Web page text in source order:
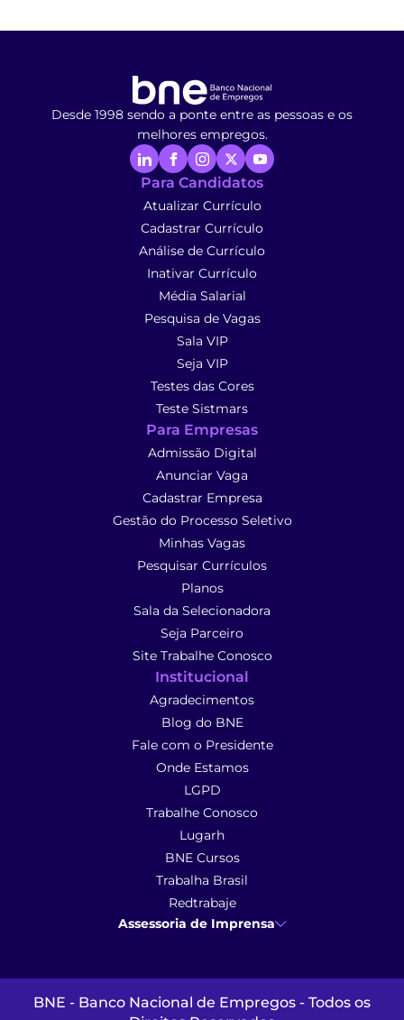
Desde 1998 sendo a ponte entre as pessoas e os
melhores empregos.
Para Candidatos
Atualizar Currículo
Cadastrar Currículo
Análise de Currículo
Inativar Currículo
Média Salarial
Pesquisa de Vagas
Sala VIP
Seja VIP
Testes das Cores
Teste Sistmars
Para Empresas
Admissão Digital
Anunciar Vaga
Cadastrar Empresa
Gestão do Processo Seletivo
Minhas Vagas
Pesquisar Currículos
Planos
Sala da Selecionadora
Seja Parceiro
Site Trabalhe Conosco
Institucional
Agradecimentos
Blog do BNE
Fale com o Presidente
Onde Estamos
LGPD
Trabalhe Conosco
Lugarh
BNE Cursos
Trabalha Brasil
Redtrabaje
Assessoria de Imprensa
(41) 9 9102-1413
BNE - Banco Nacional de Empregos - Todos os